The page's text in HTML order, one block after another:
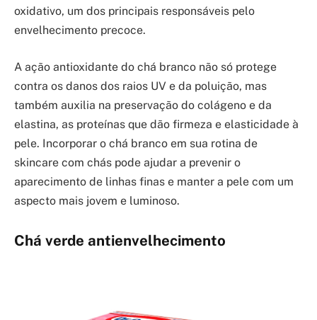
oxidativo, um dos principais responsáveis pelo
envelhecimento precoce.
A ação antioxidante do chá branco não só protege
contra os danos dos raios UV e da poluição, mas
também auxilia na preservação do colágeno e da
elastina, as proteínas que dão firmeza e elasticidade à
pele. Incorporar o chá branco em sua rotina de
skincare com chás pode ajudar a prevenir o
aparecimento de linhas finas e manter a pele com um
aspecto mais jovem e luminoso.
Chá verde antienvelhecimento